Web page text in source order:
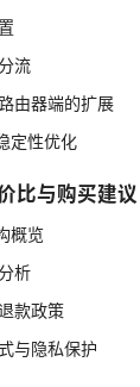
流
由器端的扩展
定性优化
比与购买建议
概览
析
款政策
与隐私保护